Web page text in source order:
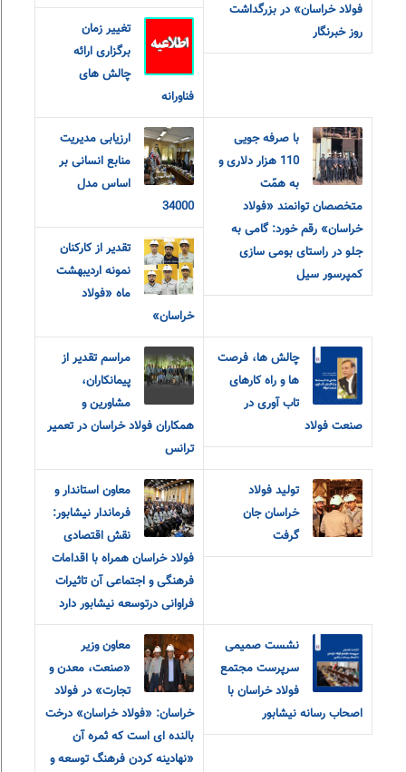
فولاد خراسان» در بزرگداشت
روز خبرنگار
تغییر زمان
برگزاری ارائه
چالش های
فناورانه
با صرفه جویی
110 هزار دلاری و
به همّت
متخصصان توانمند «فولاد
خراسان» رقم خورد: گامی به
جلو در راستای بومی سازی
کمپرسور سیل
ارزیابی مدیریت
منابع انسانی بر
اساس مدل
34000
تقدیر از کارکنان
نمونه اردیبهشت
ماه «فولاد
خراسان»
چالش ها، فرصت
ها و راه کارهای
تاب آوری در
صنعت فولاد
مراسم تقدیر از
پیمانکاران،
مشاورین و
همکاران فولاد خراسان در تعمیر
ترانس
تولید فولاد
خراسان جان
گرفت
معاون استاندار و
فرماندار نیشابور:
نقش اقتصادی
فولاد خراسان همراه با اقدامات
فرهنگی و اجتماعی آن تاثیرات
فراوانی درتوسعه نیشابور دارد
نشست صمیمی
سرپرست مجتمع
فولاد خراسان با
اصحاب رسانه نیشابور
معاون وزیر
«صنعت، معدن و
تجارت» در فولاد
خراسان: «فولاد خراسان» درخت
بالنده ای است که ثمره آن
«نهادینه کردن فرهنگ توسعه و